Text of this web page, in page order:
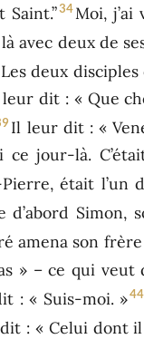
34Moi, j’ai
avec deux de
Les deux
dit : « Que
Il leur dit : «
jour-là.
était l’un
d’abord
amena son
» – ce qui veut
: « Suis-moi. »44
: « Celui dont